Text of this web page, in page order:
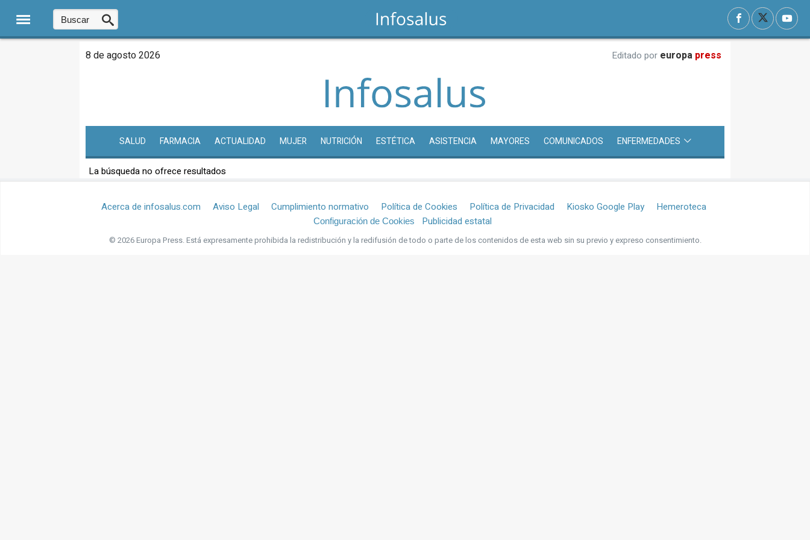
8 de agosto 2026 Editado por europa press
SALUD FARMACIA ACTUALIDAD MUJER NUTRICIÓN ESTÉTICA ASISTENCIA MAYORES COMUNICADOS ENFERMEDADES
La búsqueda no ofrece resultados
Acerca de infosalus.com Aviso Legal Cumplimiento normativo Política de Cookies Política de Privacidad Kiosko Google Play Hemeroteca
Configuración de Cookies Publicidad estatal
© 2026 Europa Press.Está expresamente prohibida la redistribución y la redifusión de todo o parte de los contenidos de esta web sin su previo y expreso consentimiento.